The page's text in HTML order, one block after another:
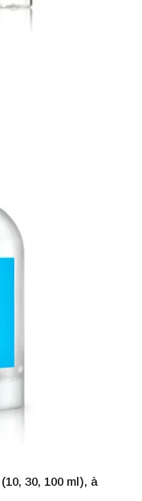
30, 100 ml), à